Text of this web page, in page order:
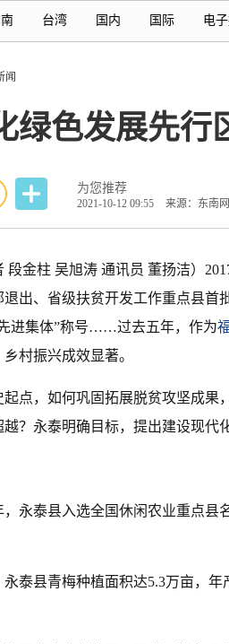
台湾 国内 国际 电
闻
绿色发展先行
为您推荐
2021-10-12 09:55 来源：东南网
段金柱 吴旭涛 通讯员 董扬洁）
出、省级扶贫开发工作重点县首
进集体”称号……过去五年，作为
村振兴成效显著。
点，如何巩固拓展脱贫攻坚成果
？永泰明确目标，提出建设现代
永泰县入选全国休闲农业重点县
泰县青梅种植面积达5.3万亩，年